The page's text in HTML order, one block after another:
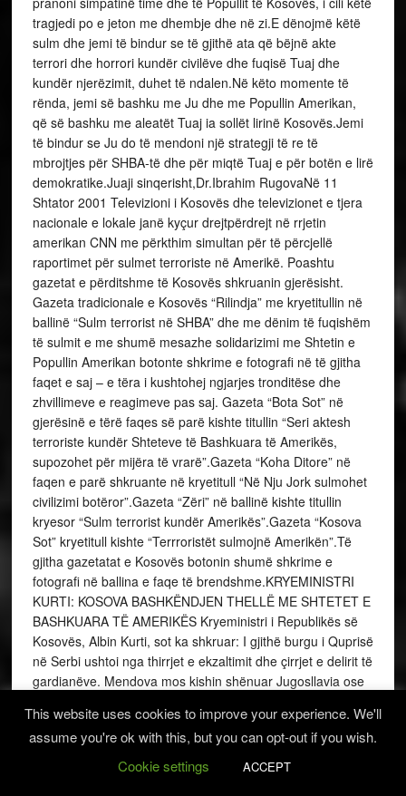
tragjedi po e jeton me dhembje dhe në zi.E dënojmë këtë
sulm dhe jemi të bindur se të gjithë ata që bëjnë akte
terrori dhe horrori kundër civilëve dhe fuqisë Tuaj dhe
kundër njerëzimit, duhet të ndalen.Në këto momente të
rënda, jemi së bashku me Ju dhe me Popullin Amerikan,
që së bashku me aleatët Tuaj ia sollët lirinë Kosovës.Jemi
të bindur se Ju do të mendoni një strategji të re të
mbrojtjes për SHBA-të dhe për miqtë Tuaj e për botën e lirë
demokratike.Juaji sinqerisht,Dr.Ibrahim RugovaNë 11
Shtator 2001 Televizioni i Kosovës dhe televizionet e tjera
nacionale e lokale janë kyçur drejtpërdrejt në rrjetin
amerikan CNN me përkthim simultan për të përcjellë
raportimet për sulmet terroriste në Amerikë. Poashtu
gazetat e përditshme të Kosovës shkruanin gjerësisht.
Gazeta tradicionale e Kosovës “Rilindja” me kryetitullin në
ballinë “Sulm terrorist në SHBA” dhe me dënim të fuqishëm
të sulmit e me shumë mesazhe solidarizimi me Shtetin e
Popullin Amerikan botonte shkrime e fotografi në të gjitha
faqet e saj – e tëra i kushtohej ngjarjes tronditëse dhe
zhvillimeve e reagimeve pas saj. Gazeta “Bota Sot” në
gjerësinë e tërë faqes së parë kishte titullin “Seri aktesh
terroriste kundër Shteteve të Bashkuara të Amerikës,
supozohet për mijëra të vrarë”.Gazeta “Koha Ditore” në
faqen e parë shkruante në kryetitull “Në Nju Jork sulmohet
civilizimi botëror”.Gazeta “Zëri” në ballinë kishte titullin
kryesor “Sulm terrorist kundër Amerikës”.Gazeta “Kosova
Sot” kryetitull kishte “Terrroristët sulmojnë Amerikën”.Të
gjitha gazetatat e Kosovës botonin shumë shkrime e
fotografi në ballina e faqe të brendshme.KRYEMINISTRI
KURTI: KOSOVA BASHKËNDJEN THELLË ME SHTETET E
BASHKUARA TË AMERIKËS Kryeministri i Republikës së
Kosovës, Albin Kurti, sot ka shkruar: I gjithë burgu i Quprisë
në Serbi ushtoi nga thirrjet e ekzaltimit dhe çirrjet e delirit të
gardianëve. Mendova mos kishin shënuar Jugosllavia ose
Aeroplanët e marrë peng kishin qëlluar dhe rrënuar kullat
binjake në Nju Jork. Pasditja e zymtë e burgut u bë ditë e
zezë e 11 shtatorit 2001. I kisha kaluar 2 vjet e 4 muaj e
This website uses cookies to improve your experience. We'll
assume you're ok with this, but you can opt-out if you wish.
Cookie settings
ACCEPT